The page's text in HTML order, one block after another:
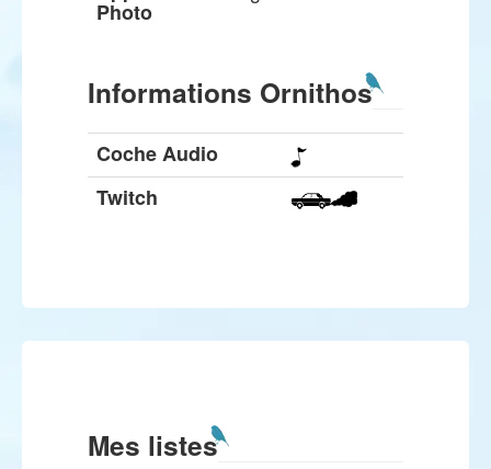
Photo
Informations Ornithos
Coche Audio
Twitch
Mes listes